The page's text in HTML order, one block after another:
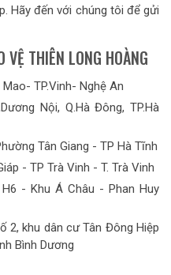
Hãy đến với chúng tôi để gửi
THIÊN LONG HOÀNG
TP.Vinh- Nghệ An
Nội, Q.Hà Đông, TP.Hà
Tân Giang - TP Hà Tĩnh
- TP Trà Vinh - T. Trà Vinh
- Khu Á Châu - Phan Huy
2, khu dân cư Tân Đông Hiệp
Bình Dương